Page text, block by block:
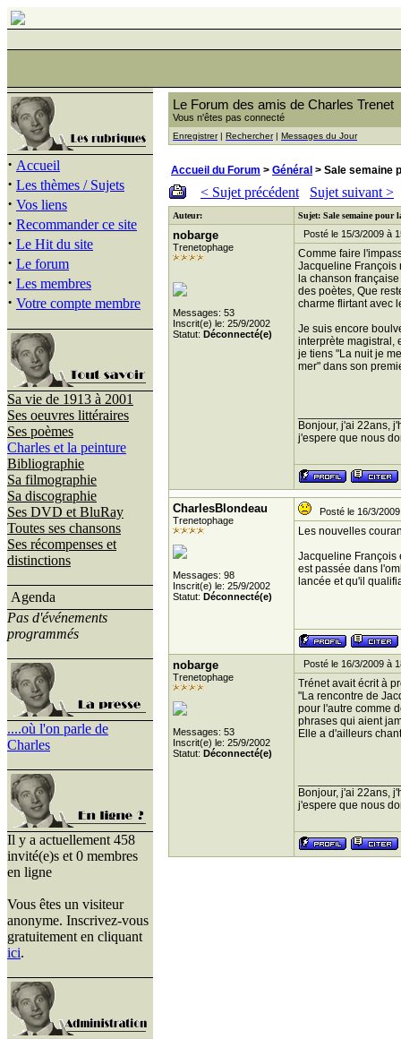
· Accueil
· Les thèmes / Sujets
· Vos liens
· Recommander ce site
· Le Hit du site
· Le forum
· Les membres
· Votre compte membre
Sa vie de 1913 à 2001
Ses oeuvres littéraires
Ses poèmes
Charles et la peinture
Bibliographie
Sa filmographie
Sa discographie
Ses DVD et BluRay
Toutes ses chansons
Ses récompenses et
distinctions
Agenda
Pas d'événements
programmés
....où l'on parle de
Charles
Il y a actuellement 458
invité(e)s et 0 membres
en ligne
Vous êtes un visiteur
anonyme. Inscrivez-vous
gratuitement en cliquant
ici.
Le Forum des amis de Charles Trenet
Vous n'êtes pas connecté
Enregistrer| Rechercher| Messages du Jour
Accueil du Forum > Général > Sale semaine
< Sujet précédent Sujet suivant >
Auteur: Sujet: Sale semaine pour
nobarge
Trenetophage
Messages: 53
Inscrit(e) le: 25/9/2002
Statut: Déconnecté(e)
Posté le 15/3/2009 à
Comme faire
Jacqueline François
la chanson
des poètes, Que
charme flirtant avec
Je suis encore
interprète magistral,
je tiens "La nuit je
mer" dans son
Bonjour, j'ai 22ans,
j'espere que nous
CharlesBlondeau
Trenetophage
Messages: 98
Inscrit(e) le: 25/9/2002
Statut: Déconnecté(e)
Posté le 16/3/
Les nouvelles
Jacqueline François
est passée dans
lancée et qu'il
nobarge
Trenetophage
Messages: 53
Inscrit(e) le: 25/9/2002
Statut: Déconnecté(e)
Posté le 16/3/2009 à
Trénet avait écrit à
"La rencontre de
pour l'autre comme
phrases qui aient
Elle a d'ailleurs
Bonjour, j'ai 22ans,
j'espere que nous